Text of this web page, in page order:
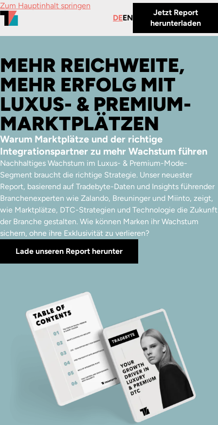
Zum Hauptinhalt springen
DEEN
Jetzt Report
herunterladen
MEHR REICHWEITE,
MEHR ERFOLG MIT
LUXUS- & PREMIUM-
MARKTPLÄTZEN
Warum Marktplätze und der richtige
Integrationspartner zu mehr Wachstum führen
Nachhaltiges Wachstum im Luxus- & Premium-Mode-
Segment braucht die richtige Strategie. Unser neuester
Report, basierend auf Tradebyte-Daten und Insights führender
Branchenexperten wie Zalando, Breuninger und Miinto, zeigt,
wie Marktplätze, DTC-Strategien und Technologie die Zukunft
der Branche gestalten. Wie können Marken ihr Wachstum
sichern, ohne ihre Exklusivität zu verlieren?
Lade unseren Report herunter